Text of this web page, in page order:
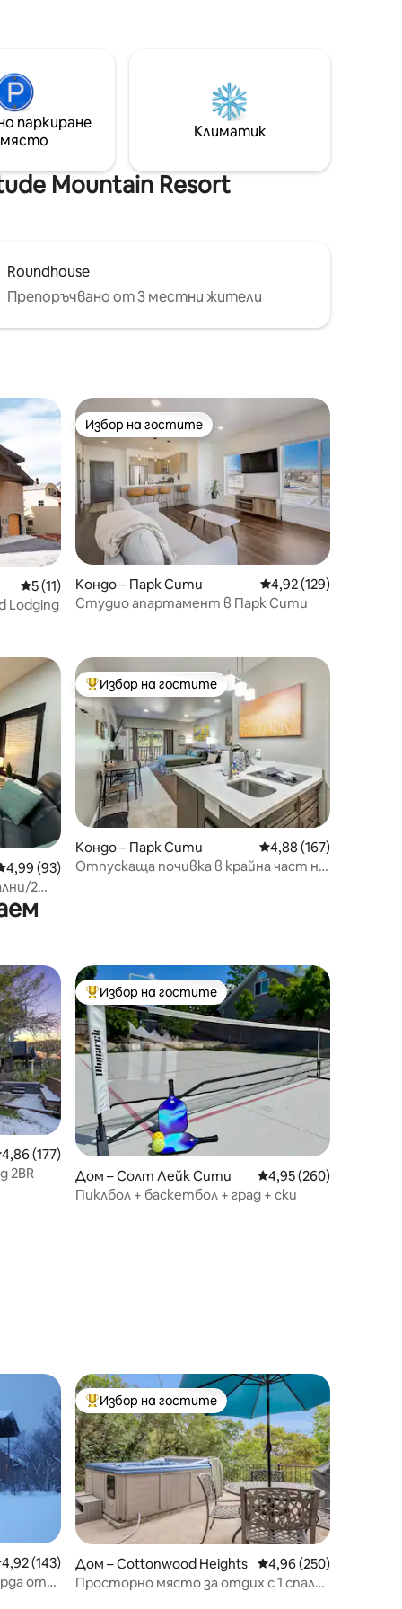
с
престоят ви обещава целогодишно
забавление. Посветили сме се да
гарантираме, че ваканцията ви е
паркиране
място
Климатик
Mountain Resort
Roundhouse
Препоръчвано от 3 местни жители
Средна оценка: 5 от 5, 11 отзива
5 (11)
Lodging
Избор на гостите
Избор на гостите
Кондо – Парк Сити Средна оценка: 4,92
4,92 (129)
Студио апартамент в Парк Сити
оценка: 4,99 от 5, 93 отзива
4,99 (93)
2
Най-популярен избор на гостите
Избор на гостите
Кондо – Парк Сити Средна оценка: 4,88
4,88 (167)
Отпускаща почивка в крайна част на
оценка: 4,86 от 5, 177 отзива
4,86 (177)
2BR
Най-популярен избор на гостите
Избор на гостите
Дом – Солт Лейк Сити Средна оценка: 4,95
4,95 (260)
Пиклбол + баскетбол + град + ски
оценка: 4,92 от 5, 143 отзива
4,92 (143)
от
Най-популярен избор на гостите
Избор на гостите
Дом – Cottonwood Heights Средна оценка: 4,96
4,96 (250)
Просторно място за отдих с 1 спалня